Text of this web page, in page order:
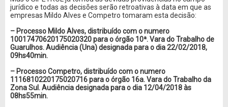
jurídico e todas as decisões serão retroativas à data em que as
empresas Mildo Alves e Competro tomaram esta decisão:
– Processo Mildo Alves, distribuído com o numero
10017470620175020320 para o órgão 10ª. Vara do Trabalho de
Guarulhos. Audiência (Una) designada para o dia 22/02/2018,
09hs40min.
– Processo Competro, distribuído com o numero
1116810220175020716 para o órgão 16a. Vara do Trabalho da
Zona Sul. Audiência designada para o dia 12/04/2018 às
08hs55min.